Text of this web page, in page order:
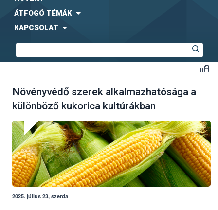
ÁTFOGÓ TÉMÁK
KAPCSOLAT
Növényvédő szerek alkalmazhatósága a
különböző kukorica kultúrákban
2025. július 23, szerda